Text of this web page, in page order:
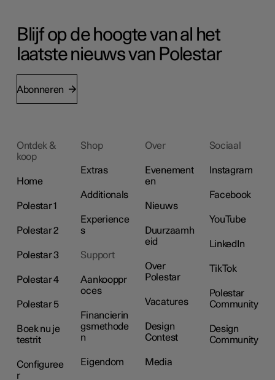
Blijf op de hoogte van al het
laatste nieuws van Polestar
Abonneren
Ontdek &
koop
Home
Polestar 1
Polestar 2
Polestar 3
Polestar 4
Polestar 5
Boek nu je
testrit
Configuree
r
Shop
Extras
Additionals
Experience
s
Support
Aankooppr
oces
Financierin
gsmethode
n
Eigendom
Over
Evenement
en
Nieuws
Duurzaamh
eid
Over
Polestar
Vacatures
Design
Contest
Media
Sociaal
Instagram
Facebook
YouTube
LinkedIn
TikTok
Polestar
Community
Design
Community